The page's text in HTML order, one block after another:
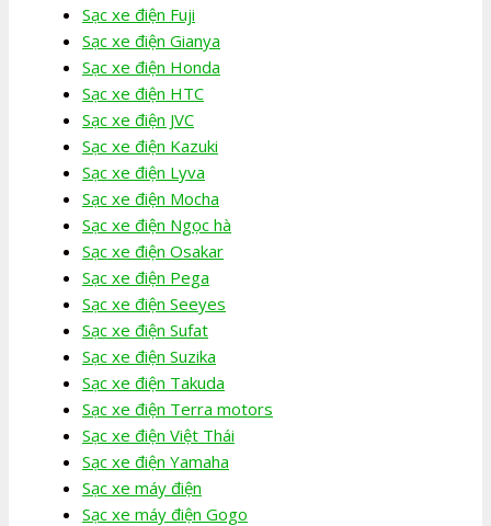
Sạc xe điện Fuji
Sạc xe điện Gianya
Sạc xe điện Honda
Sạc xe điện HTC
Sạc xe điện JVC
Sạc xe điện Kazuki
Sạc xe điện Lyva
Sạc xe điện Mocha
Sạc xe điện Ngọc hà
Sạc xe điện Osakar
Sạc xe điện Pega
Sạc xe điện Seeyes
Sạc xe điện Sufat
Sạc xe điện Suzika
Sạc xe điện Takuda
Sạc xe điện Terra motors
Sạc xe điện Việt Thái
Sạc xe điện Yamaha
Sạc xe máy điện
Sạc xe máy điện Gogo